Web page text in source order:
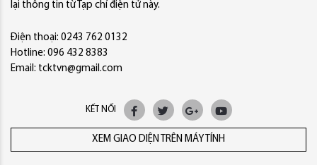
lại thông tin từ Tạp chí điện tử này.
Điện thoại: 0243 762 0132
Hotline: 096 432 8383
Email: tcktvn@gmail.com
KẾT NỐI
XEM GIAO DIỆN TRÊN MÁY TÍNH